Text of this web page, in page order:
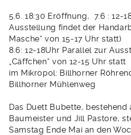
5.6. 18:30 Eröffnung, 7.6 : 12-
Ausstellung findet der
Masche“ von 15-17 Uhr statt)
8.6: 12-18Uhr Parallel zur
„Cäffchen“ von 12-15 Uhr statt
im Mikropol: Billhorner
Billhorner Mühlenweg
Das Duett Bubette, bestehend
Baumeister und Jill Pastore,
Samstag Ende Mai an den